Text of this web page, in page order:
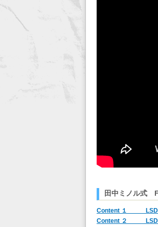
田中ミノル式
Content １ LSD
Content ２ LSD